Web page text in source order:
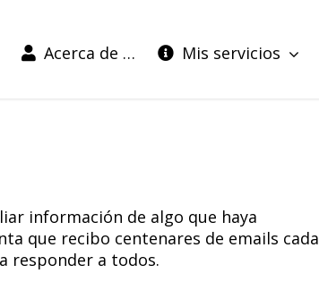
Acerca de … Mis servicios
información de algo que haya
que recibo centenares de emails cada
responder a todos.